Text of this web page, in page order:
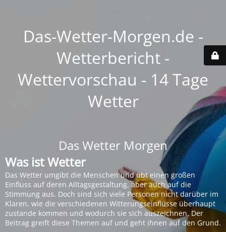
Das-Wetter-Morgen.de -
Wetterbericht -
Wettervorschau - 14 Tage
Wetter
Das Wetter Morgen
Was ist Wetter
Das Wetter umgibt die Menschen und übt einen großen
Einfluss auf deren Alltagsgestaltung, aber auch auf die
Stimmung aus. Doch sind sich viele Personen nicht darüber im
Klaren, wie die verschiedenen Witterungseinflüsse überhaupt
zustande kommen und wodurch sie sich auszeichnen. Der
Beitrag greift diese Themen auf und geht ihnen auf den Grund.